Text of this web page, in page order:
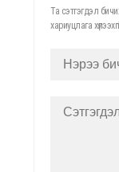
Та сэтгэгдэл
хариуцлага